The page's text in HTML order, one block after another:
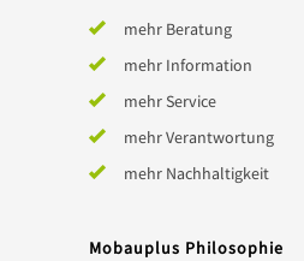
mehr Beratung
mehr Information
mehr Service
mehr Verantwortung
mehr Nachhaltigkeit
Mobauplus Philosophie